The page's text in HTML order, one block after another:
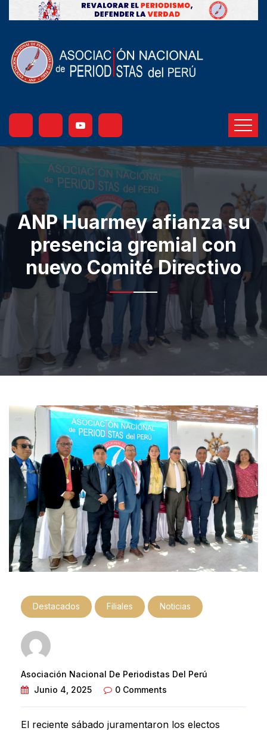
ANP Huarmey afianza su
presencia gremial con
nuevo Comité Directivo
Destacados Filiales Noticias
Asociación Nacional De Periodistas Del Perú
Junio 4, 2025
0 Comments
El reciente sábado juramentaron los electos